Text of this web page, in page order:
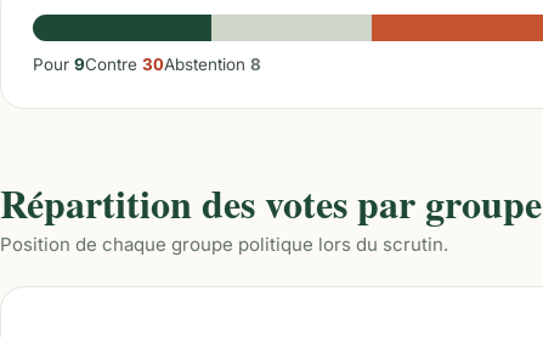
Pour 9Contre 30Abstention 8
Répartition des votes par groupe
Position de chaque groupe politique lors du scrutin.